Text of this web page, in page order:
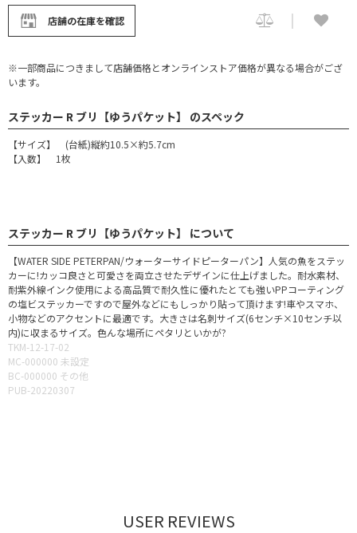
店舗の在庫を確認
※一部商品につきまして店舗価格とオンラインストア価格が異なる場合がござ
います。
ステッカー R ブリ【ゆうパケット】 のスペック
【サイズ】 (台紙)縦約10.5×約5.7cm
【入数】 1枚
ステッカー R ブリ【ゆうパケット】 について
【WATER SIDE PETERPAN/ウォーターサイドピーターパン】人気の魚をステッ
カーに!カッコ良さと可愛さを両立させたデザインに仕上げました。耐水素材、
耐紫外線インク使用による高品質で耐久性に優れたとても強いPPコーティング
の塩ビステッカーですので屋外などにもしっかり貼って頂けます!車やスマホ、
小物などのアクセントに最適です。大きさは名刺サイズ(6センチ×10センチ以
内)に収まるサイズ。色んな場所にペタリといかが?
TKM-12-17-02
MC-000000 未設定
BC-000000 その他
PUB-20220307
USER REVIEWS